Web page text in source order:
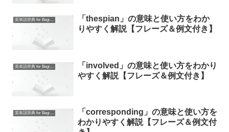
英単語辞典 for Beginners
「thespian」の意味と使い方をわか
りやすく解説【フレーズ＆例文付き】
英単語辞典 for Beginners
「involved」の意味と使い方をわかり
やすく解説【フレーズ＆例文付き】
英単語辞典 for Beginners
「corresponding」の意味と使い方を
わかりやすく解説【フレーズ＆例文付